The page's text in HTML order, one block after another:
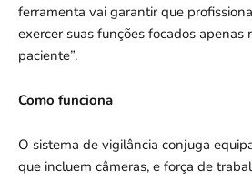
ferramenta vai garantir que
exercer suas funções focados apenas
paciente”.
Como funciona
O sistema de vigilância conjuga
que incluem câmeras, e força de